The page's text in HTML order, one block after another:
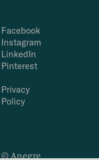
Facebook
Instagram
LinkedIn
Pinterest
Privacy
Policy
© Anegre